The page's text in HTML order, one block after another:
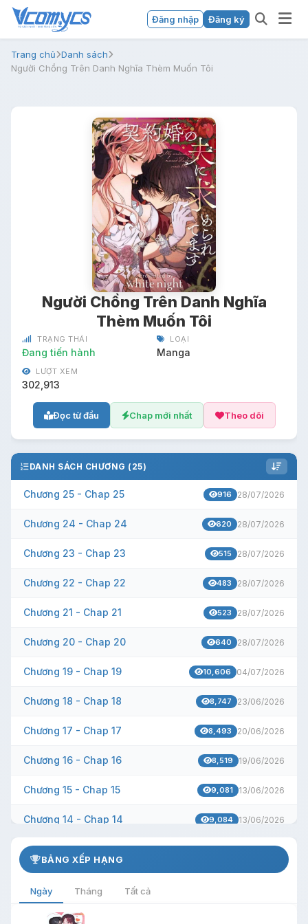
Đăng nhập Đăng ký
Trang chủ Danh sách
Người Chồng Trên Danh Nghĩa Thèm Muốn Tôi
Người Chồng Trên Danh Nghĩa
Thèm Muốn Tôi
TRẠNG THÁI
Đang tiến hành
LOẠI
Manga
LƯỢT XEM
302,913
Đọc từ đầu Chap mới nhất Theo dõi
DANH SÁCH CHƯƠNG (25)
Chương 25 - Chap 25 916 28/07/2026
Chương 24 - Chap 24 620 28/07/2026
Chương 23 - Chap 23 515 28/07/2026
Chương 22 - Chap 22 483 28/07/2026
Chương 21 - Chap 21 523 28/07/2026
Chương 20 - Chap 20 640 28/07/2026
Chương 19 - Chap 19 10,606 04/07/2026
Chương 18 - Chap 18 8,747 23/06/2026
Chương 17 - Chap 17 8,493 20/06/2026
Chương 16 - Chap 16 8,519 19/06/2026
Chương 15 - Chap 15 9,081 13/06/2026
Chương 14 - Chap 14 9,084 13/06/2026
Chương 13 - Chap 13 10,082 13/06/2026
BẢNG XẾP HẠNG
Ngày Tháng Tất cả